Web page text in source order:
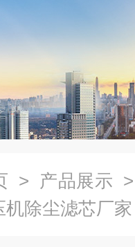
> 产品展示
除尘滤芯厂家